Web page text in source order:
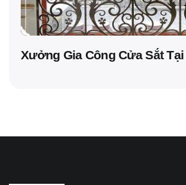
Xưởng Gia Công Cửa Sắt Tại